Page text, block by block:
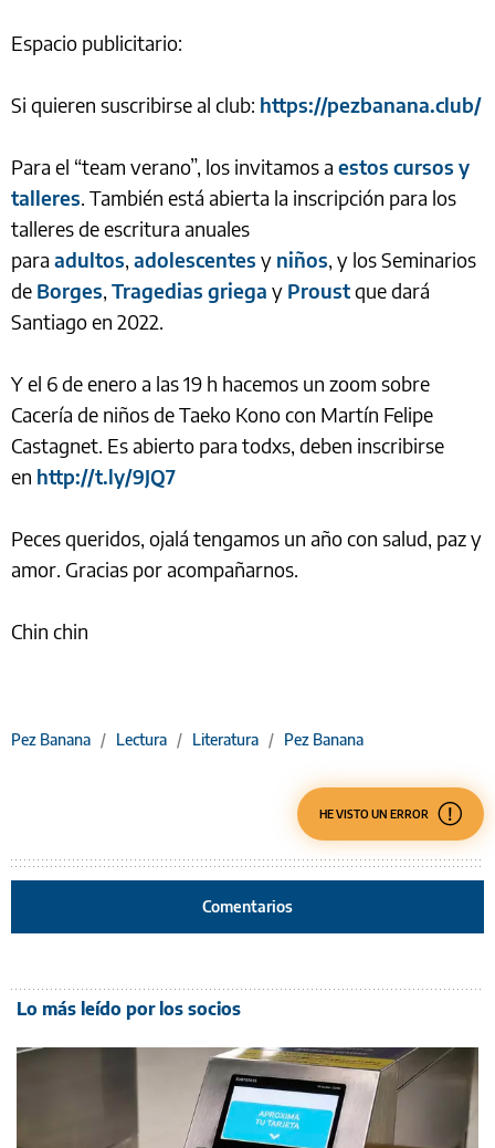
Espacio publicitario:
Si quieren suscribirse al club: https://pezbanana.club/
Para el “team verano”, los invitamos a estos cursos y
talleres. También está abierta la inscripción para los
talleres de escritura anuales
para adultos, adolescentes y niños, y los Seminarios
de Borges, Tragedias griega y Proustque dará
Santiago en 2022.
Y el 6 de enero a las 19 h hacemos un zoom sobre
Cacería de niños de Taeko Kono con Martín Felipe
Castagnet. Es abierto para todxs, deben inscribirse
en http://t.ly/9JQ7
Peces queridos, ojalá tengamos un año con salud, paz y
amor. Gracias por acompañarnos.
Chin chin
Pez Banana / Lectura / Literatura / Pez Banana
HE VISTO UN ERROR
Comentarios
Lo más leído por los socios